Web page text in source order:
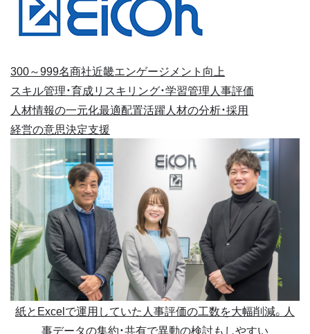
300～999名商社近畿エンゲージメント向上
スキル管理・育成リスキリング・学習管理人事評価
人材情報の一元化最適配置活躍人材の分析・採用
経営の意思決定支援
紙とExcelで運用していた人事評価の工数を大幅削減。人
事データの集約・共有で異動の検討もしやすい